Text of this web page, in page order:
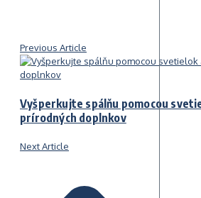
Previous Article
Vyšperkujte spálňu pomocou
prírodných doplnkov
Next Article